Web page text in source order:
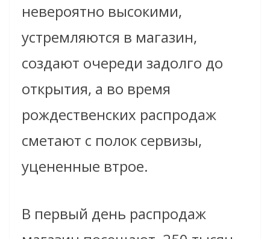
невероятно высокими,
устремляются в магазин,
создают очереди задолго до
открытия, а во время
рождественских распродаж
сметают с полок сервизы,
уцененные втрое.
В первый день распродаж